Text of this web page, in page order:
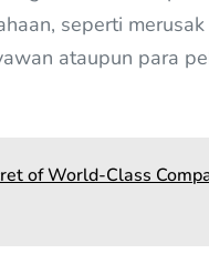
seperti
ataupun para
of World-Class